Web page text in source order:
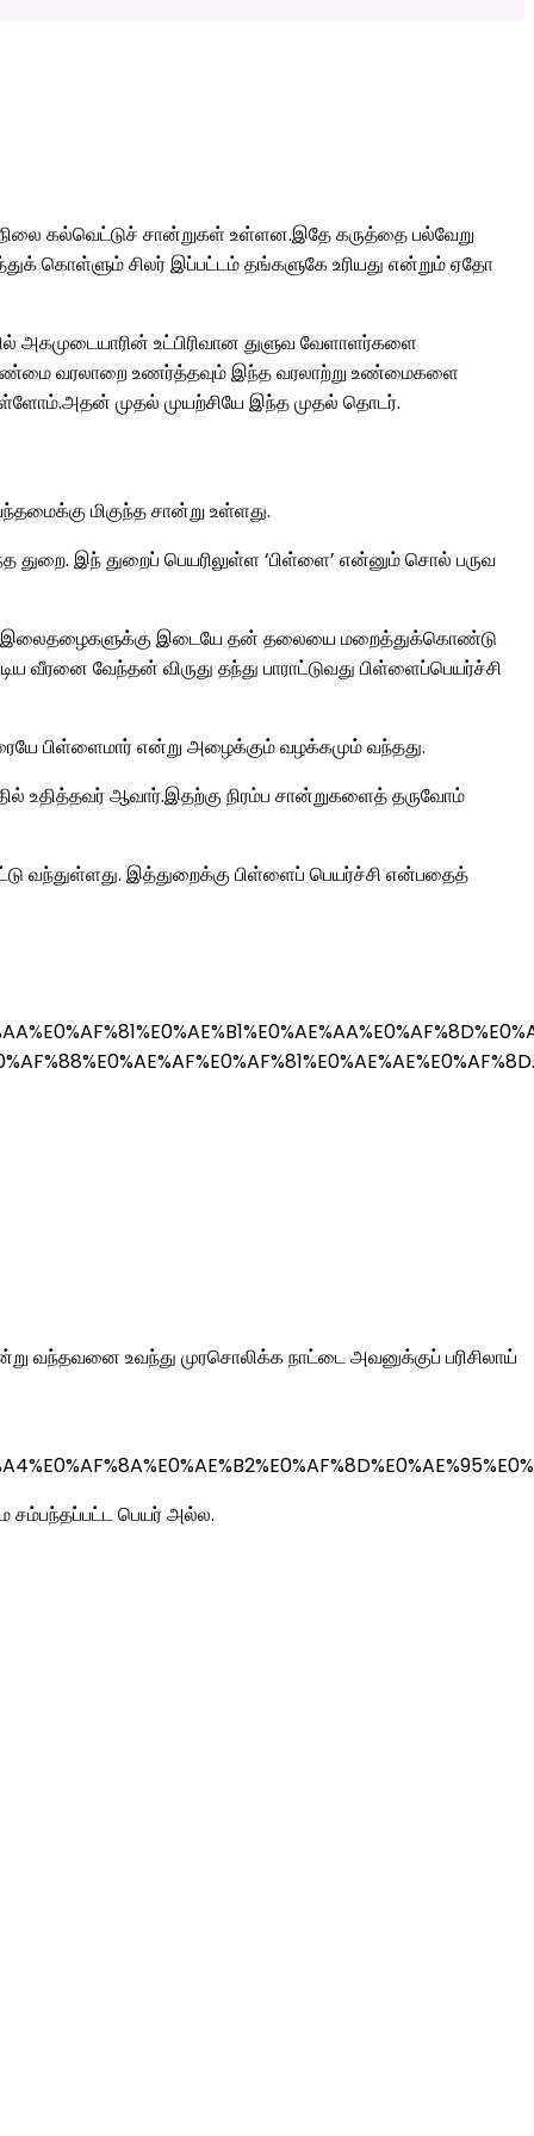
கல்வெட்டுச் சான்றுகள் உள்ளன.இதே கருத்தை பல்வேறு
கொள்ளும் சிலர் இப்பட்டம் தங்களுகே உரியது என்றும் ஏதோ
அகமுடையாரின் உட்பிரிவான துளுவ வேளாளர்களை
உண்மை வரலாறை உணர்த்தவும் இந்த வரலாற்று உண்மைகளை
முதல் முயற்சியே இந்த முதல் தொடர்.
மிகுந்த சான்று உள்ளது.
துறை. இந் துறைப் பெயரிலுள்ள ‘பிள்ளை’ என்னும் சொல் பருவ
இலைதழைகளுக்கு இடையே தன் தலையை மறைத்துக்கொண்டு
வேந்தன் விருது தந்து பாராட்டுவது பிள்ளைப்பெயர்ச்சி
பிள்ளைமார் என்று அழைக்கும் வழக்கமும் வந்தது.
ஆவார்.இதற்கு நிரம்ப சான்றுகளைத் தருவோம்
வந்துள்ளது. இத்துறைக்கு பிள்ளைப் பெயர்ச்சி என்பதைத்
வந்தவனை உவந்து முரசொலிக்க நாட்டை அவனுக்குப் பரிசிலாய்
சம்பந்தப்பட்ட பெயர் அல்ல.